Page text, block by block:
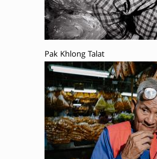
Pak Khlong Talat